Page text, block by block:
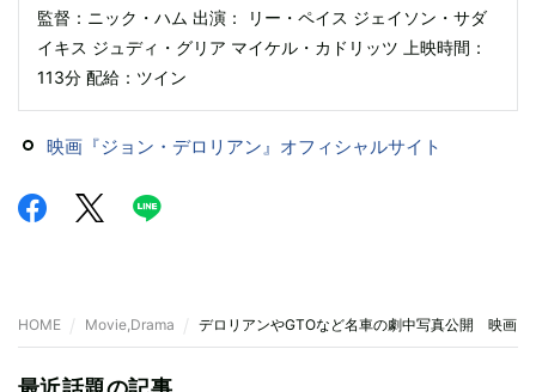
監督：ニック・ハム 出演： リー・ペイス ジェイソン・サダ
イキス ジュディ・グリア マイケル・カドリッツ 上映時間：
113分 配給：ツイン
映画『ジョン・デロリアン』オフィシャルサイト
HOME Movie,Drama デロリアンやGTOなど名車の劇中写真公開 映画『